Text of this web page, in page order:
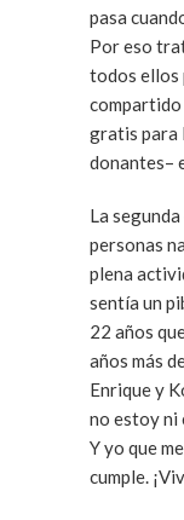
pasa
Por eso
todos ellos
compartido
gratis para
donantes–
La
personas
plena
sentía un
22 años
años más
Enrique y Koji. Curioso eso de
no estoy ni
Y yo que